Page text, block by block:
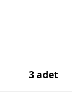
3 adet